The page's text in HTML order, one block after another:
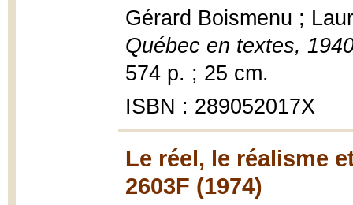
Gérard Boismenu ;
Québec en textes,
574 p. ; 25 cm.
ISBN : 289052017X
Le réel, le réalisme
2603F (1974)